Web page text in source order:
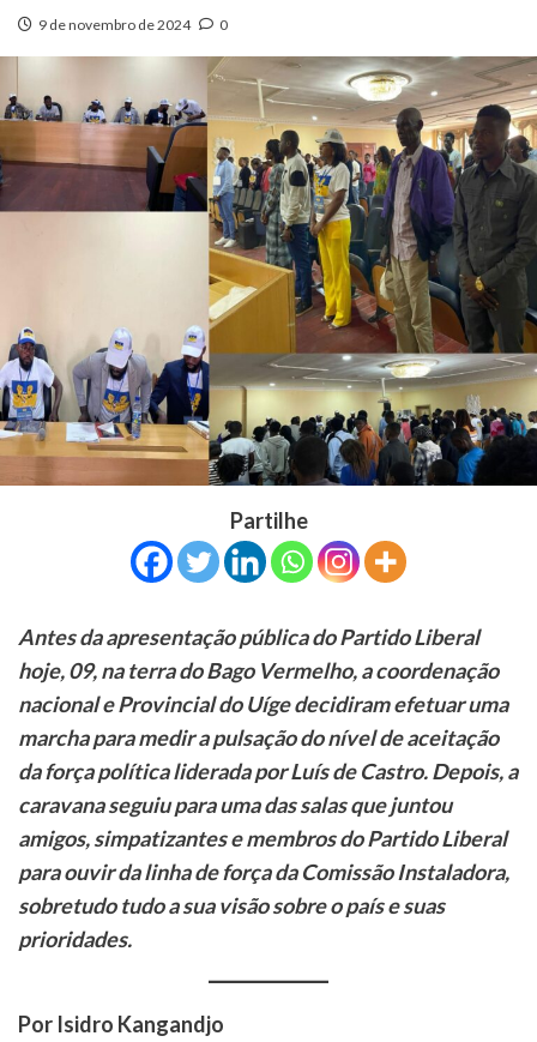
9 de novembro de 2024 0
Partilhe
Antes da apresentação pública do Partido Liberal
hoje, 09, na terra do Bago Vermelho, a coordenação
nacional e Provincial do Uíge decidiram efetuar uma
marcha para medir a pulsação do nível de aceitação
da força política liderada por Luís de Castro. Depois, a
caravana seguiu para uma das salas que juntou
amigos, simpatizantes e membros do Partido Liberal
para ouvir da linha de força da Comissão Instaladora,
sobretudo tudo a sua visão sobre o país e suas
prioridades.
Por Isidro Kangandjo